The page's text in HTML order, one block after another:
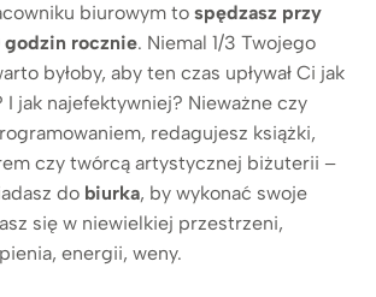
biurowym to spędzasz przy
godzin rocznie. Niemal 1/3 Twojego
byłoby, aby ten czas upływał Ci jak
I jak najefektywniej? Nieważne czy
redagujesz książki,
czy twórcą artystycznej biżuterii –
do biurka, by wykonać swoje
się w niewielkiej przestrzeni,
energii, weny.